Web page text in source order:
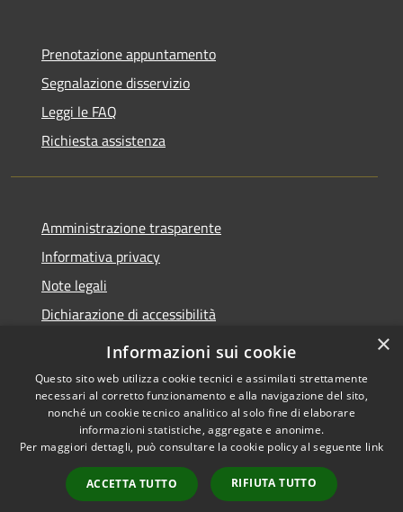
Prenotazione appuntamento
Segnalazione disservizio
Leggi le FAQ
Richiesta assistenza
Amministrazione trasparente
Informativa privacy
Note legali
Dichiarazione di accessibilità
RSS
Accessibilità
Privacy
Mappa del sito
Copyright © 2026 • Comune di
Gazzada Schianno • Powered
byMunicipium•Accesso
redazione
×
Informazioni sui cookie
Questo sito web utilizza cookie tecnici e assimilati strettamente
necessari al corretto funzionamento e alla navigazione del sito,
nonché un cookie tecnico analitico al solo fine di elaborare
informazioni statistiche, aggregate e anonime.
Per maggiori dettagli, può consultare la cookie policy al seguente link
ACCETTA TUTTO RIFIUTA TUTTO